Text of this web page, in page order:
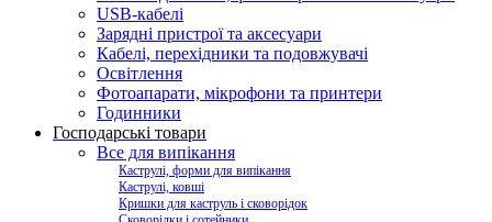
USB-кабелі
Зарядні пристрої та аксесуари
Кабелі, перехідники та подовжувачі
Освітлення
Фотоапарати, мікрофони та принтери
Годинники
Господарські товари
Все для випікання
Каструлі, форми для випікання
Каструлі, ковші
Кришки для каструль і сковорідок